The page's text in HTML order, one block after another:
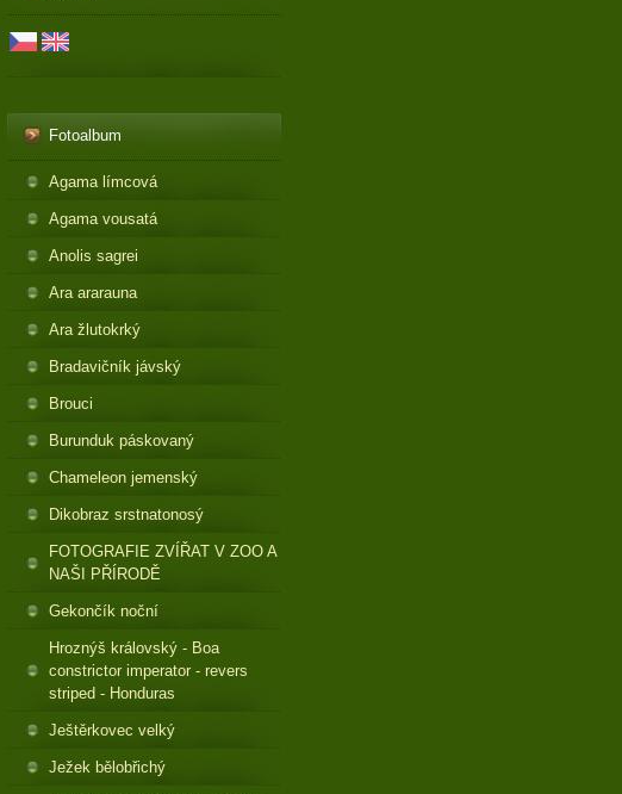
Fotoalbum
Agama límcová
Agama vousatá
Anolis sagrei
Ara ararauna
Ara žlutokrký
Bradavičník jávský
Brouci
Burunduk páskovaný
Chameleon jemenský
Dikobraz srstnatonosý
FOTOGRAFIE ZVÍŘAT V ZOO A
NAŠI PŘÍRODĚ
Gekončík noční
Hroznýš královský - Boa
constrictor imperator - revers
striped - Honduras
Ještěrkovec velký
Ježek bělobřichý